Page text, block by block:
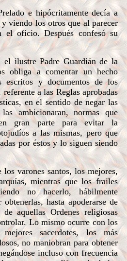
e hipócritamente decía a
viendo los otros que al parecer
el oficio. Después confesó su
ilustre Padre Guardián de la
obliga a comentar un hecho
escritos y documentos de los
a las Reglas aprobadas
en el sentido de negar las
ambicionaran, normas que
en gran parte para evitar la
a las mismas, pero que
por éstos y lo siguen siendo
varones santos, los mejores,
mientras que los frailes
no hacerlo, hábilmente
hasta apoderarse de
aquellas Ordenes religiosas
Lo mismo ocurre con los
sacerdotes, los más
no maniobran para obtener
incluso con frecuencia